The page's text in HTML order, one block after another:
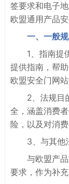
签要求和电子
欧盟通用产品安
一、一般规
1、指南提
提供指南，帮
欧盟安全门网
2、法规目
全，涵盖消费
险，以及对消
3、与其他
与欧盟产
要求，作为补